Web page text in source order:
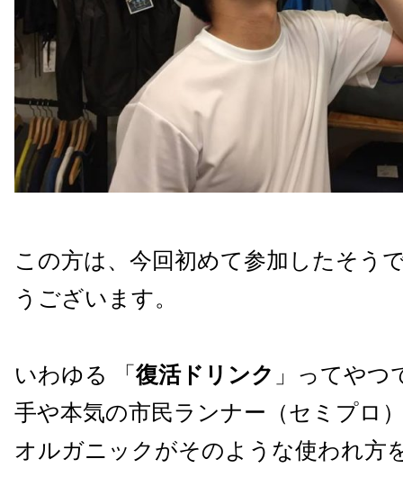
この方は、今回初めて参加したそう
うございます。
いわゆる 「 復活ドリンク 」ってやつ
手や本気の市民ランナー（セミプロ
オルガニックがそのような使われ方